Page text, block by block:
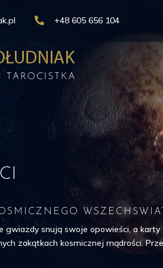
 +48 605 656 104
snują swoje opowieści, a
zakątkach kosmicznej mądrości.